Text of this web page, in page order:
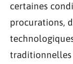
certaines
procurations,